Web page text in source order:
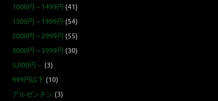
1000円～1499円 (41)
1500円～1999円 (54)
2000円～2999円 (55)
3000円～3999円 (30)
5,000円～ (3)
999円以下 (10)
アルゼンチン (3)